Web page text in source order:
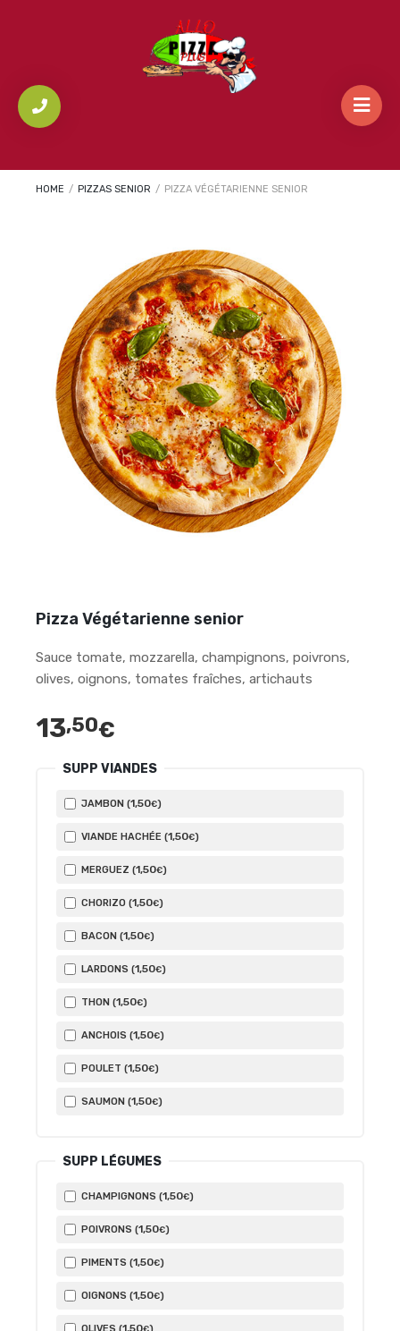
HOME / PIZZAS SENIOR / PIZZA VÉGÉTARIENNE SENIOR
Pizza Végétarienne senior
Sauce tomate, mozzarella, champignons, poivrons,
olives, oignons, tomates fraîches, artichauts
13,50€
SUPP VIANDES
JAMBON (1,50€)
VIANDE HACHÉE (1,50€)
MERGUEZ (1,50€)
CHORIZO (1,50€)
BACON (1,50€)
LARDONS (1,50€)
THON (1,50€)
ANCHOIS (1,50€)
POULET (1,50€)
SAUMON (1,50€)
SUPP LÉGUMES
CHAMPIGNONS (1,50€)
POIVRONS (1,50€)
PIMENTS (1,50€)
OIGNONS (1,50€)
1,50€